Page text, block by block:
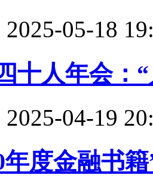
05-18
十人年会
04-19
年度金融书